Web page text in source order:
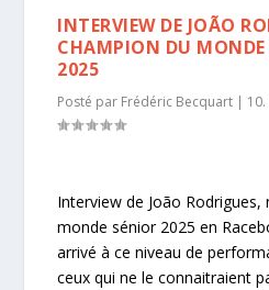
INTERVIEW DE JOÃO
CHAMPION DU
2025
Posté par Frédéric Becquart |
Interview de João
monde sénior 2025 en
arrivé à ce niveau de
ceux qui ne le connaitraient